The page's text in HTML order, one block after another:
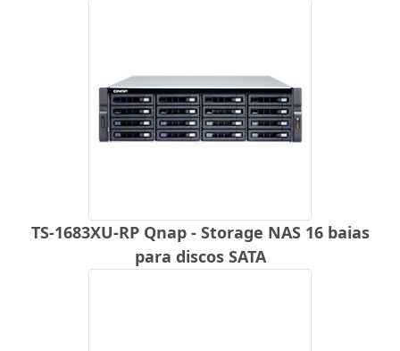
TS-1683XU-RP Qnap - Storage NAS 16 baias
para discos SATA